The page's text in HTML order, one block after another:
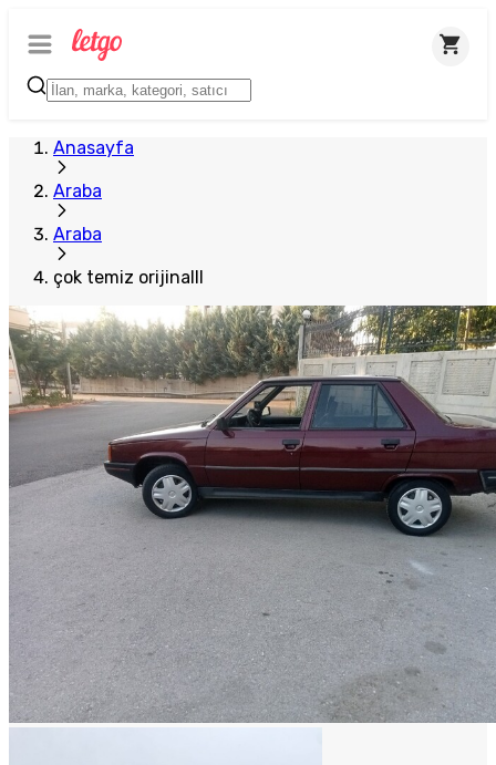
Anasayfa
Araba
Araba
çok temiz orijinalll